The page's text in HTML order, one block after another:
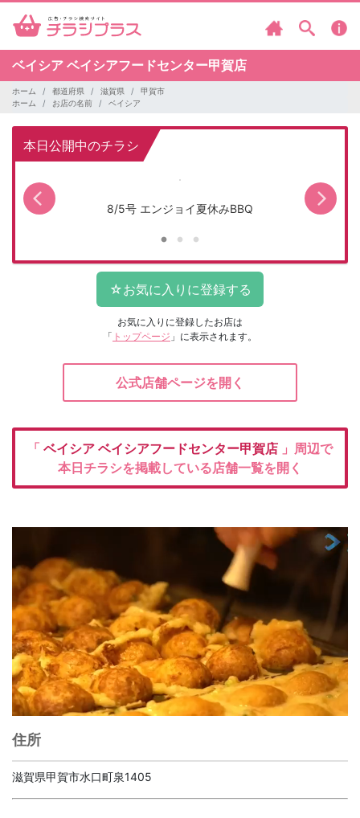
ベイシア ベイシアフードセンター甲賀店
ホーム 都道府県 滋賀県
甲賀市
ホーム
お店の名前 ベイシア
本日公開中のチラシ
8/5号 エンジョイ夏休みBBQ
お気に入りに登録したお店は
「 トップページ 」に表示されます。
公式店舗ページを開く
「 ベイシア ベイシアフードセンター甲賀店 」周辺で
本日チラシを掲載している店舗一覧を開く
住所
滋賀県甲賀市水口町泉1405